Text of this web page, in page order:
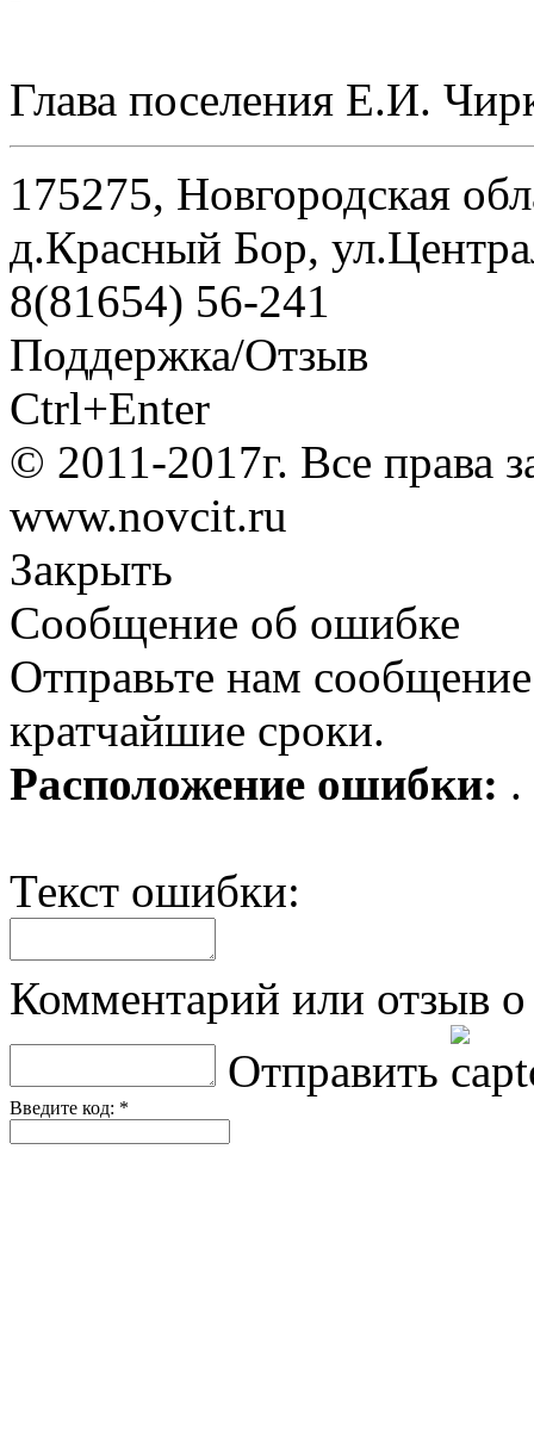
Глава поселения Е.И.
175275, Новгородская
д.Красный Бор,
8(81654) 56-241
Поддержка/Отзыв
Ctrl+Enter
© 2011-2017г. Все права
www.novcit.ru
Закрыть
Сообщение об ошибке
Отправьте нам
кратчайшие сроки.
Расположение ошибки: .
Текст ошибки:
Комментарий или отзыв о
Отправить
Введите код: *